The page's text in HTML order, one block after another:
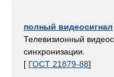
полный видеосигнал
Телевизионный
синхронизации.
[ ГОСТ 21879-88]